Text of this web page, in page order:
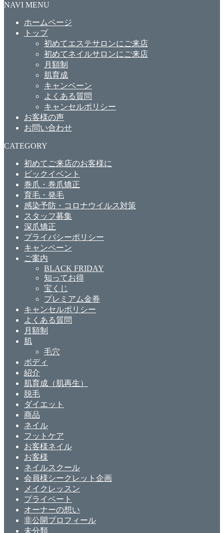
NAVI MENU
ホームページ
トップ
初めてエステサロンにご来店
初めてネイルサロンにご来店
月額制
肌育成
キャンペーン
よくある質問
キャンセルポリシー
お客様の声
お問い合わせ
CATEGORY
初めてご来店のお客様に
ビックイベント
巻爪・巻爪矯正
育毛・発毛
感染予防・コロナウイルス対策
スタッフ募集
深爪矯正
プライバシーポリシー
キャンペーン
ご案内
BLACK FRIDAY
知ってお得
宝くじ
プレミアム金券
キャンセルポリシー
よくある質問
月額制
肌
毛穴
ボディ
紹介
肌育成（肌再生）
脱毛
ダイエット
商品
ネイル
フットケア
お客様ネイル
お客様
ネイルスクール
会員様シークレット企画
メイクレッスン
プライベート
オーナーの想い
非公開プロフィール
未分類